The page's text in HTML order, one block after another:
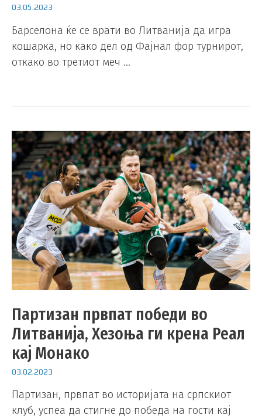
03.05.2023
Барселона ќе се врати во Литванија да игра
кошарка, но како дел од Фајнал фор турнирот,
откако во третиот меч …
Партизан првпат победи во
Литванија, Хезоња ги крена Реал
кај Монако
03.02.2023
Партизан, првпат во историјата на српскиот
клуб, успеа да стигне до победа на гости кај